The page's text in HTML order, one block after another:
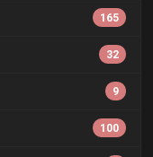
165
32
9
100